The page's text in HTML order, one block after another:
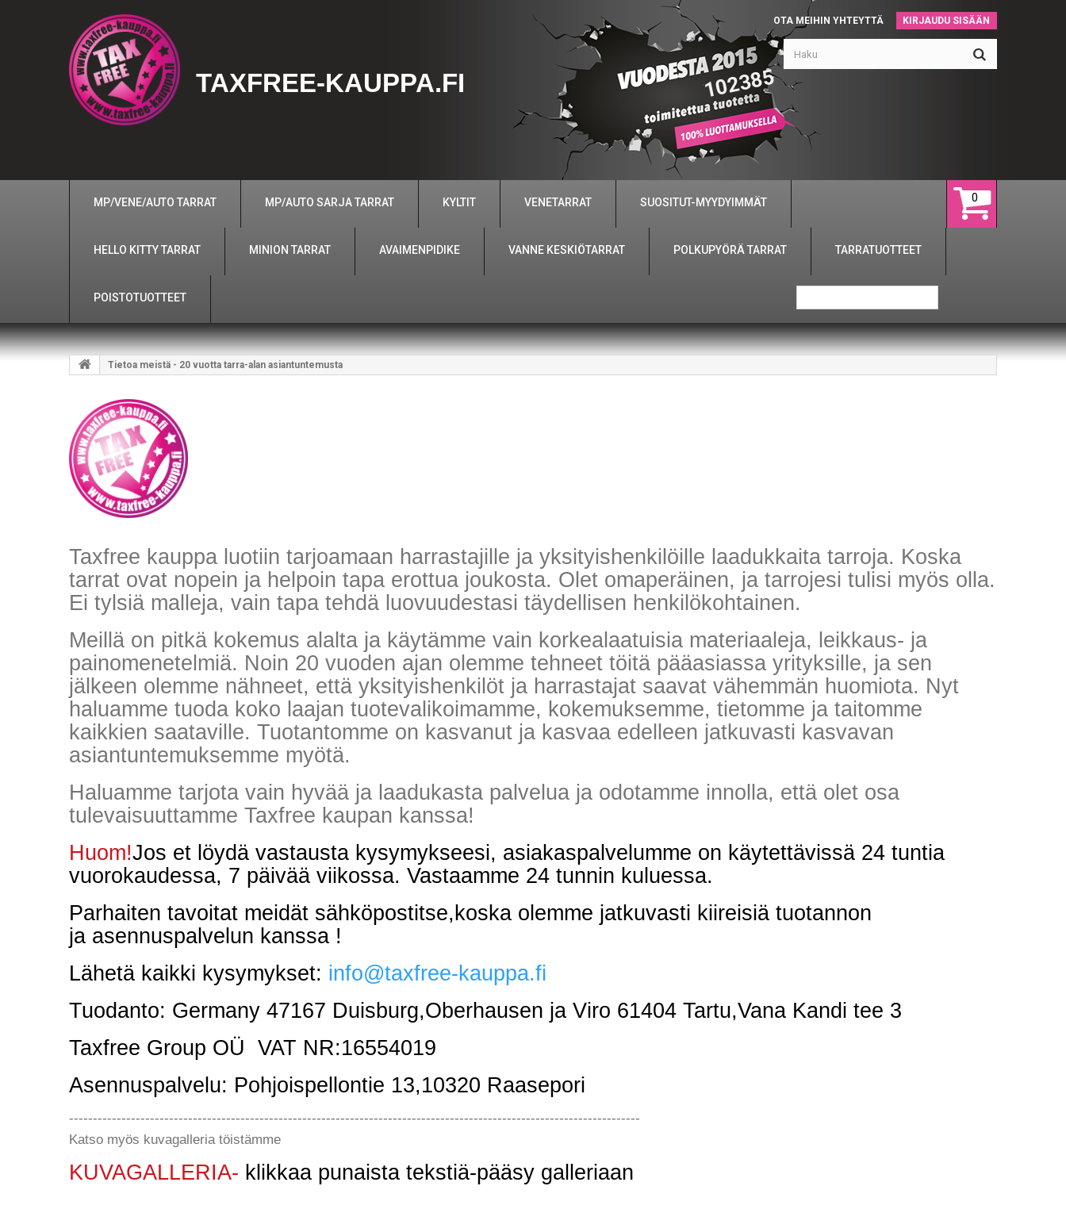
KIRJAUDU SISÄÄN
OTA MEIHIN YHTEYTTÄ
TAXFREE-KAUPPA.FI 102385
0
MP/VENE/AUTO TARRAT MP/AUTO SARJA TARRAT KYLTIT VENETARRAT SUOSITUT-MYYDYIMMÄT
HELLO KITTY TARRAT MINION TARRAT AVAIMENPIDIKE VANNE KESKIÖTARRAT POLKUPYÖRÄ TARRAT TARRATUOTTEET
POISTOTUOTTEET
Tietoa meistä - 20 vuotta tarra-alan asiantuntemusta
Taxfree kauppa luotiin tarjoamaan harrastajille ja yksityishenkilöille laadukkaita tarroja. Koska
tarrat ovat nopein ja helpoin tapa erottua joukosta. Olet omaperäinen, ja tarrojesi tulisi myös olla.
Ei tylsiä malleja, vain tapa tehdä luovuudestasi täydellisen henkilökohtainen.
Meillä on pitkä kokemus alalta ja käytämme vain korkealaatuisia materiaaleja, leikkaus- ja
painomenetelmiä. Noin 20 vuoden ajan olemme tehneet töitä pääasiassa yrityksille, ja sen
jälkeen olemme nähneet, että yksityishenkilöt ja harrastajat saavat vähemmän huomiota. Nyt
haluamme tuoda koko laajan tuotevalikoimamme, kokemuksemme, tietomme ja taitomme
kaikkien saataville. Tuotantomme on kasvanut ja kasvaa edelleen jatkuvasti kasvavan
asiantuntemuksemme myötä.
Haluamme tarjota vain hyvää ja laadukasta palvelua ja odotamme innolla, että olet osa
tulevaisuuttamme Taxfree kaupan kanssa!
Huom!Jos et löydä vastausta kysymykseesi, asiakaspalvelumme on käytettävissä 24 tuntia
vuorokaudessa, 7 päivää viikossa. Vastaamme 24 tunnin kuluessa.
Parhaiten tavoitat meidät sähköpostitse,koska olemme jatkuvasti kiireisiä tuotannon
ja asennuspalvelun kanssa !
Lähetä kaikki kysymykset: info@taxfree-kauppa.fi
Tuodanto: Germany 47167 Duisburg,Oberhausen ja Viro 61404 Tartu,Vana Kandi tee 3
Taxfree Group OÜ VAT NR:16554019
Asennuspalvelu: Pohjoispellontie 13,10320 Raasepori
------------------------------------------------------------------------------------------------------------------------
Katso myös kuvagalleria töistämme
KUVAGALLERIA- klikkaa punaista tekstiä-pääsy galleriaan